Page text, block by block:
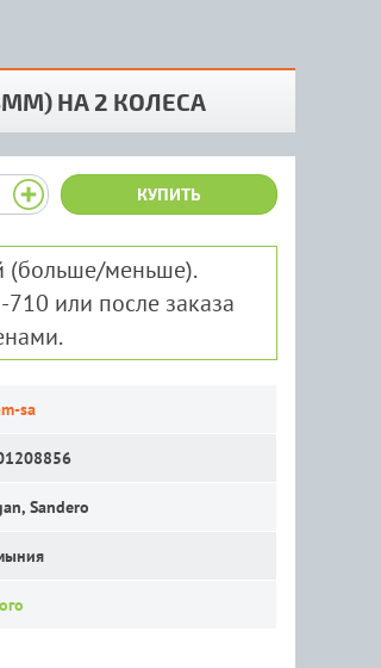
НА 2 КОЛЕСА
КУПИТЬ
(больше/меньше).
или после заказа
sa
Sandero